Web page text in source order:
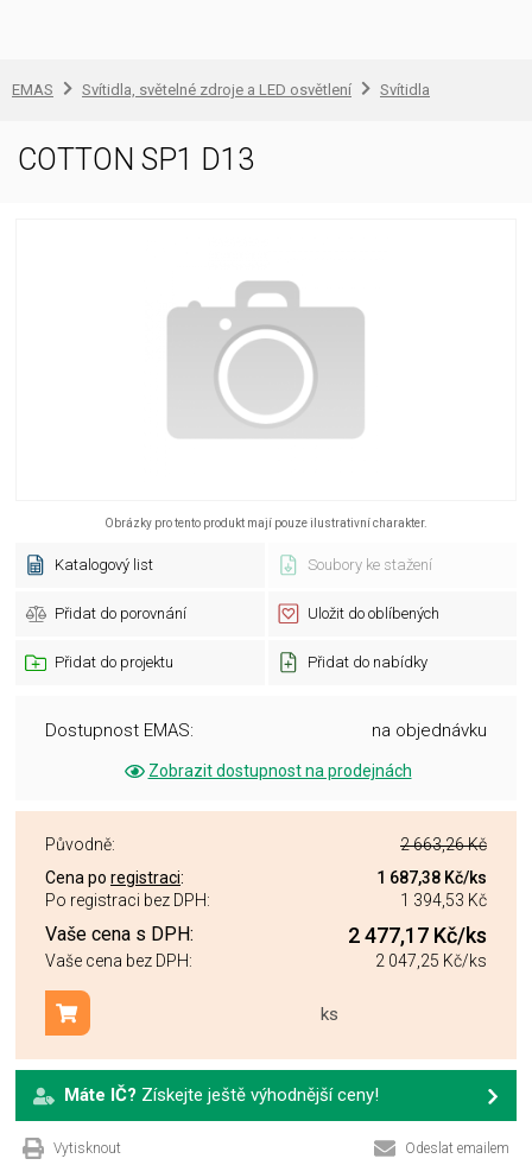
EMAS Svítidla, světelné zdroje a LED osvětlení Svítidla
COTTON SP1 D13
Obrázky pro tento produkt mají pouze ilustrativní charakter.
Katalogový list Soubory ke stažení
Přidat do porovnání Uložit do oblíbených
Přidat do projektu Přidat do nabídky
Dostupnost EMAS: na objednávku
Zobrazit dostupnost na prodejnách
Původně:
2 663,26 Kč
Cena po registraci: 1 687,38 Kč/ks
Po registraci bez DPH:
1 394,53 Kč
Vaše cena s DPH: 2 477,17 Kč/ks
Vaše cena bez DPH: 2 047,25 Kč/ks
ks
Přidat do košíku
Máte IČ? Získejte ještě výhodnější ceny!
Vytisknout Odeslat emailem